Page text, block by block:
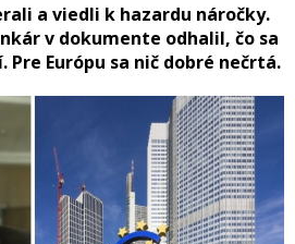
a viedli k hazardu náročky.
v dokumente odhalil, čo sa
Pre Európu sa nič dobré nečrtá.